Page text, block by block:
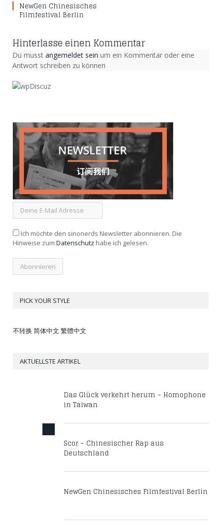
NewGen Chinesisches
Filmfestival Berlin
Hinterlasse einen Kommentar
Du musst angemeldet sein um ein Kommentar oder eine
Antwort schreiben zu können
Ich möchte den sinonerds Newsletter abonnieren. Die
Hinweise zum Datenschutz habe ich gelesen.
PICK YOUR STYLE
不转换 简体中文 繁體中文
AKTUELLSTE ARTIKEL
Das Glück verkehrt herum – Homophone
in Taiwan
Scor – Chinesischer Rap aus
Deutschland
NewGen Chinesisches Filmfestival Berlin